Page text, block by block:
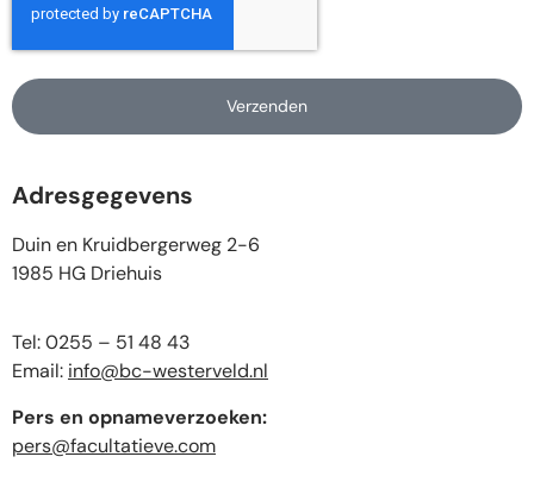
Adresgegevens
Duin en Kruidbergerweg 2-6
1985 HG Driehuis
Tel: 0255 – 51 48 43
Email: info@bc-westerveld.nl
Pers en opnameverzoeken:
pers@facultatieve.com
Verzenden